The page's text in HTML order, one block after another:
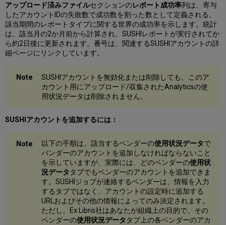
アップロード済みファイルセクションのレポート成功率列は、寄与
したアカウントIDの失敗数で成功数を割った数として定義される、
該当期間のレポートタイプに関する世界の成功率を示します。統計
は、該当月の2か月前から計算され、SUSHIレポートが実行されてか
ら約2日後に更新されます。番号は、関連するSUSHIアカウントの詳
細ページにリンクしています。
SUSHIアカウントを無効化または削除しても、このア
カウント用にアップロード/収集されたAnalyticsの使
用状況データは削除されません。
SUSHIアカウントを追加するには：
以下の手順は、該当するベンダーの使用状況データで
バンダーのアカウントを追加しなければならないこと
を示していますが、実際には、どのベンダーの使用状
況データ タブでもベンダーのアカウントを追加できま
す。SUSHIジョブが連絡するベンダーは、情報を入力
するタブではなく、アカウントの設定時に追加する
URLおよびその他の情報によってのみ決定されます。
ただし、Ex Libris社はあなたが組織上の目的で、その
ベンダーの使用状況データ タブ上の各ベンダーのアカ